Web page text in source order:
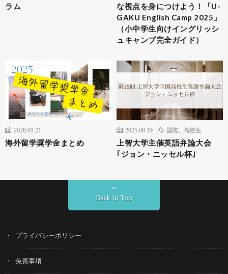
ラム
な視点を身につけよう！「U-
GAKU English Camp 2025」
（小中学生向けイングリッシ
ュキャンプ完全ガイド）
2026.01.21
海外留学奨学金まとめ
2025.08.19 国際 高校生
上智大学主催英語弁論大会
｢ジョン・ニッセル杯｣
Back to Top
プライバシーポリシー
免責事項